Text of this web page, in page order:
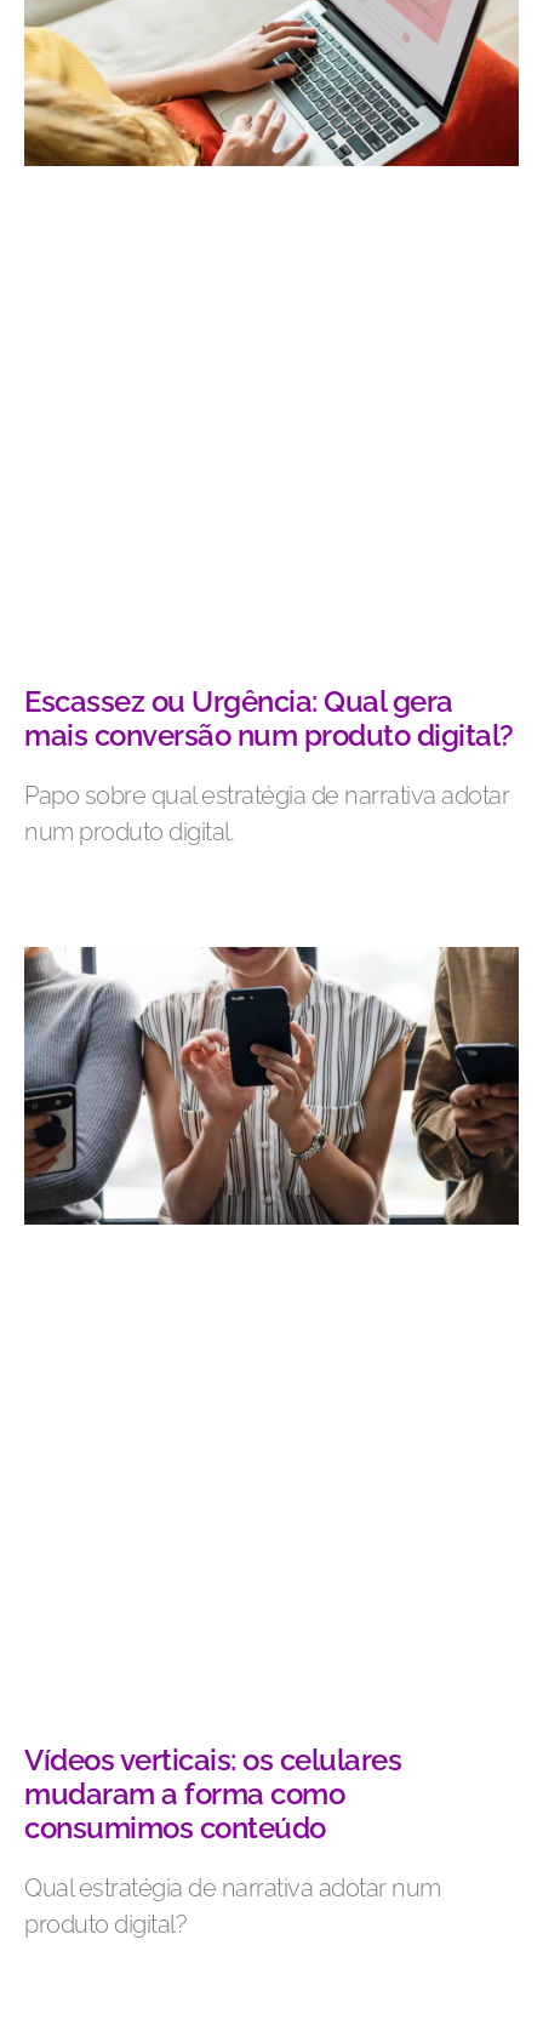
Escassez ou Urgência: Qual gera
mais conversão num produto digital?
Papo sobre qual estratégia de narrativa adotar
num produto digital.
Vídeos verticais: os celulares
mudaram a forma como
consumimos conteúdo
Qual estratégia de narrativa adotar num
produto digital?